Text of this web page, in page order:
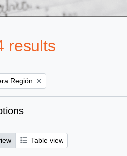
results
Región
Table view